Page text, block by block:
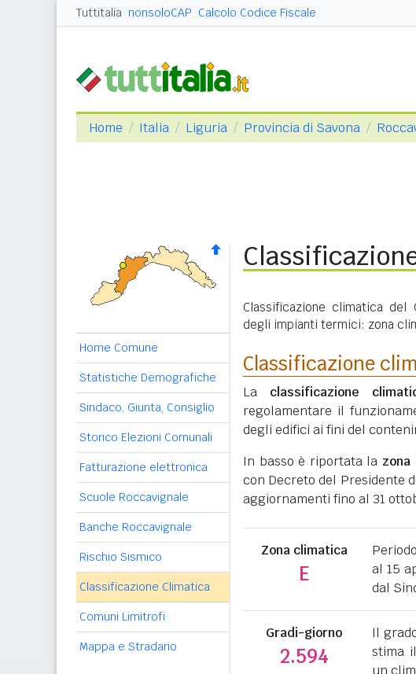
Tuttitalia nonsoloCAP Calcolo Codice Fiscale
Home Italia Liguria Provincia di Savona
Home Comune
Statistiche Demografiche
Sindaco, Giunta, Consiglio
Storico Elezioni Comunali
Fatturazione elettronica
Scuole Roccavignale
Banche Roccavignale
Rischio Sismico
Classificazione Climatica
Comuni Limitrofi
Mappa e Stradario
Classificazione climatica del
degli impianti termici: zona
Classificazione
La classificazione
regolamentare il
degli edifici ai fini del
In basso è riportata la zona
con Decreto del Presidente
aggiornamenti fino al 31
Zona climatica
E
al 15
dal
Gradi-giorno
2.594
Il
stima
un